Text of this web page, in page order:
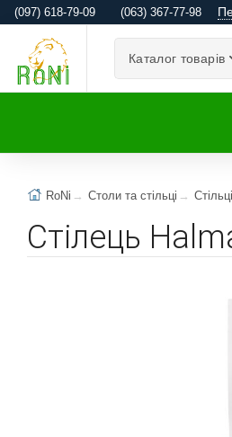
(097) 618-79-09 (063) 367-77-98
Каталог товарів
RoNi Столи та стільці Стільці
Стілець